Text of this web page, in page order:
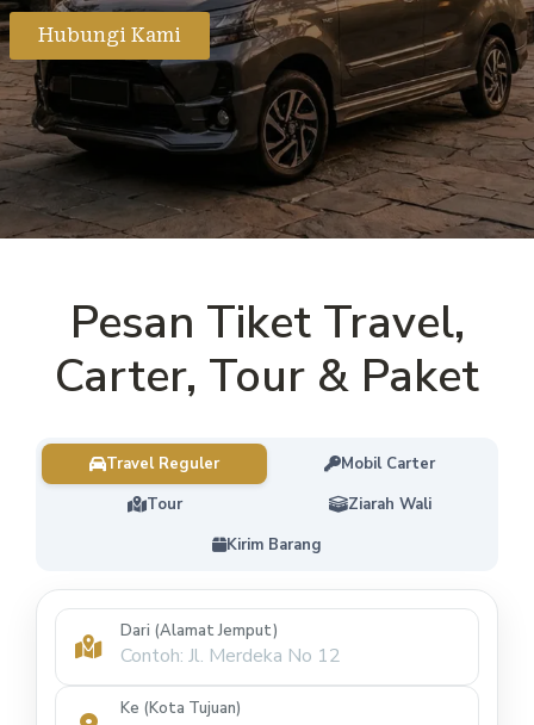
Hubungi Kami
Pesan Tiket Travel,
Carter, Tour & Paket
Travel Reguler
Mobil Carter
Tour
Ziarah Wali
Kirim Barang
Dari (Alamat Jemput)
Ke (Kota Tujuan)